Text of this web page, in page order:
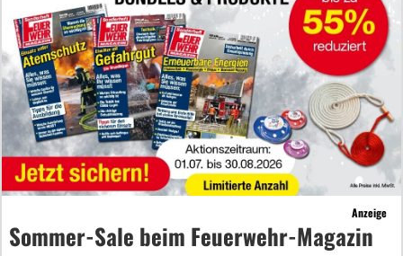
Anzeige
Sommer-Sale beim Feuerwehr-Magazin